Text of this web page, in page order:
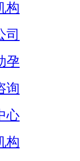
构
司
孕
询
心
构